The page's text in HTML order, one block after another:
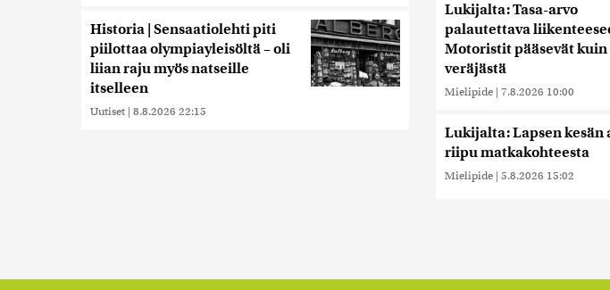
Historia | Sensaatiolehti piti
piilottaa olympiayleisöltä – oli
liian raju myös natseille
itselleen
Uutiset | 8.8.2026 22:15
Lukijalta: Tasa-arvo
palautettava
Motoristit pääsevät
veräjästä
Mielipide | 7.8.2026 10:00
Lukijalta: Lapsen kesän
riipu matkakohteesta
Mielipide | 5.8.2026 15:02